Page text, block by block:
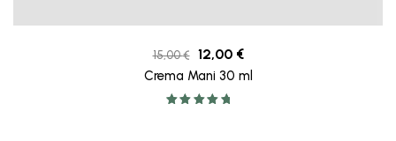
15,00€ 12,00 €
Crema Mani 30 ml